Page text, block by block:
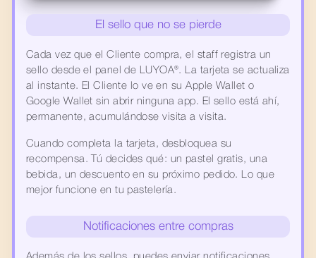
El sello que no se pierde
Cada vez que el Cliente compra, el staff registra un
sello desde el panel de LUYOA®. La tarjeta se actualiza
al instante. El Cliente lo ve en su Apple Wallet o
Google Wallet sin abrir ninguna app. El sello está ahí,
permanente, acumulándose visita a visita.
Cuando completa la tarjeta, desbloquea su
recompensa. Tú decides qué: un pastel gratis, una
bebida, un descuento en su próximo pedido. Lo que
mejor funcione en tu pastelería.
Notificaciones entre compras